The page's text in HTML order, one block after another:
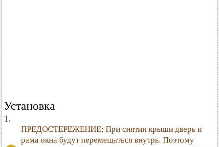
Установка
1.
ПРЕДОСТЕРЕЖЕНИЕ: При снятии крыши дверь и
рама окна будут перемещаться внутрь. Поэтому